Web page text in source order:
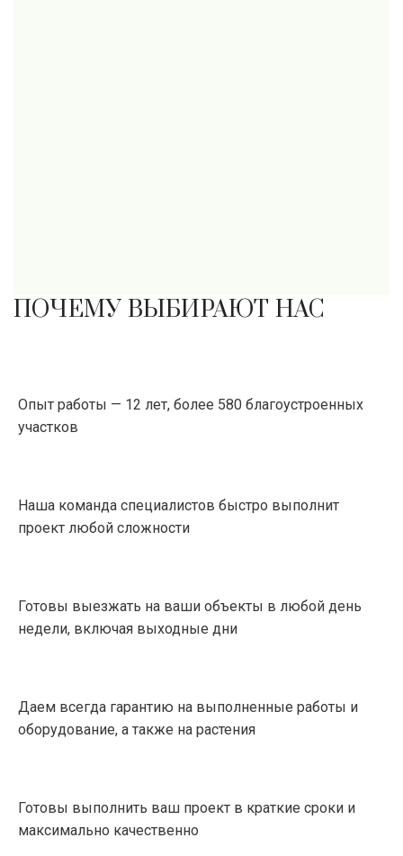
ПОЧЕМУ ВЫБИРАЮТ НАС
Опыт работы — 12 лет, более 580 благоустроенных
участков
Наша команда специалистов быстро выполнит
проект любой сложности
Готовы выезжать на ваши объекты в любой день
недели, включая выходные дни
Даем всегда гарантию на выполненные работы и
оборудование, а также на растения
Готовы выполнить ваш проект в краткие сроки и
максимально качественно